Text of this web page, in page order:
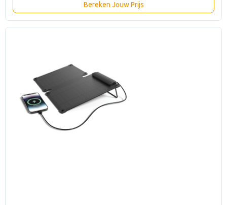
Bereken Jouw Prijs